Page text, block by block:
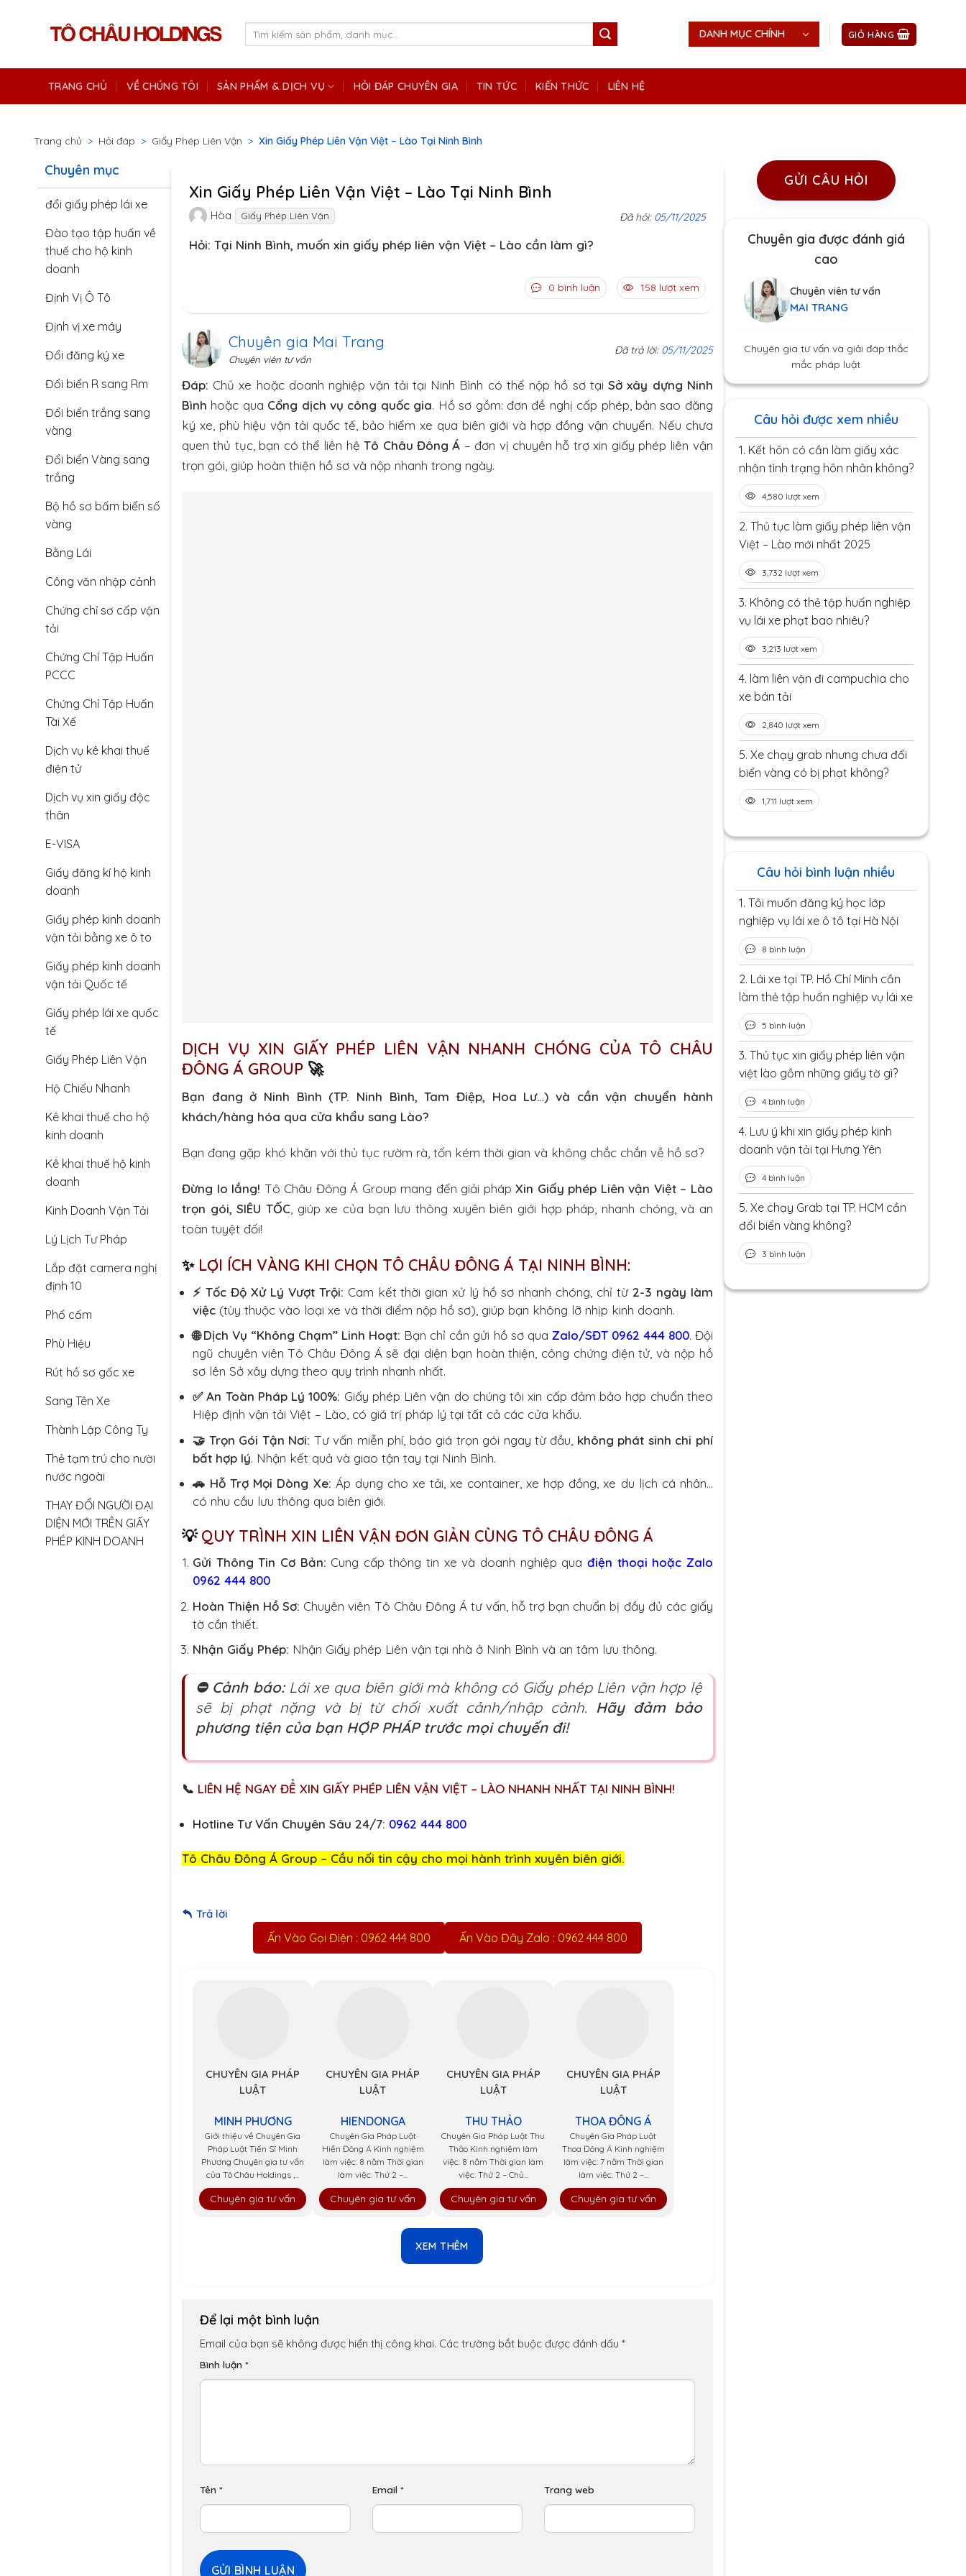
DANH MỤC CHÍNH GIỎ HÀNG
TRANG CHỦ VỀ CHÚNG TÔI SẢN PHẨM & DỊCH VỤ HỎI ĐÁP CHUYÊN GIA TIN TỨC KIẾN THỨC LIÊN HỆ
Trang chủ > Hỏi đáp > Giấy Phép Liên Vận > Xin Giấy Phép Liên Vận Việt – Lào Tại Ninh Bình
Chuyên mục
đổi giấy phép lái xe
Đào tạo tập huấn về
thuế cho hộ kinh
doanh
Định Vị Ô Tô
Định vị xe máy
Đổi đăng ký xe
Đổi biển R sang Rm
Đổi biển trắng sang
vàng
Đổi biển Vàng sang
trắng
Bộ hồ sơ bấm biển số
vàng
Bằng Lái
Công văn nhập cảnh
Chứng chỉ sơ cấp vận
tải
Chứng Chỉ Tập Huấn
PCCC
Chứng Chỉ Tập Huấn
Tài Xế
Dịch vụ kê khai thuế
điện tử
Dịch vụ xin giấy độc
thân
E-VISA
Giấy đăng kí hộ kinh
doanh
Giấy phép kinh doanh
vận tải bằng xe ô to
Giấy phép kinh doanh
vận tải Quốc tế
Giấy phép lái xe quốc
tế
Giấy Phép Liên Vận
Hộ Chiếu Nhanh
Kê khai thuế cho hộ
kinh doanh
Kê khai thuế hộ kinh
doanh
Kinh Doanh Vận Tải
Lý Lịch Tư Pháp
Lắp đặt camera nghị
định 10
Phố cấm
Phù Hiệu
Rút hồ sơ gốc xe
Sang Tên Xe
Thành Lập Công Ty
Thẻ tạm trú cho nười
nước ngoài
THAY ĐỔI NGƯỜI ĐẠI
DIỆN MỚI TRÊN GIẤY
PHÉP KINH DOANH
Xin Giấy Phép Liên Vận Việt – Lào Tại Ninh Bình
Hòa Giấy Phép Liên Vận Đã hỏi: 05/11/2025
Hỏi: Tại Ninh Bình, muốn xin giấy phép liên vận Việt – Lào cần làm gì?
0 bình luận 158 lượt xem
Chuyên gia Mai Trang
Chuyên viên tư vấn
Đã trả lời: 05/11/2025
Đáp: Chủ xe hoặc doanh nghiệp vận tải tại Ninh Bình có thể nộp hồ sơ tạiSở xây dựng Ninh
Bình hoặc qua Cổng dịch vụ công quốc gia. Hồ sơ gồm: đơn đề nghị cấp phép, bản sao đăng
ký xe, phù hiệu vận tải quốc tế, bảo hiểm xe qua biên giới và hợp đồng vận chuyển. Nếu chưa
quen thủ tục, bạn có thể liên hệTô Châu Đông Á – đơn vị chuyên hỗ trợ xin giấy phép liên vận
trọn gói, giúp hoàn thiện hồ sơ và nộp nhanh trong ngày.
DỊCH VỤ XIN GIẤY PHÉP LIÊN VẬN NHANH CHÓNG CỦA TÔ CHÂU
ĐÔNG Á GROUP 🚀
Bạn đang ở Ninh Bình (TP. Ninh Bình, Tam Điệp, Hoa Lư…) và cần vận chuyển hành
khách/hàng hóa qua cửa khẩu sang Lào?
Bạn đang gặp khó khăn với thủ tục rườm rà, tốn kém thời gian và không chắc chắn về hồ sơ?
Đừng lo lắng! Tô Châu Đông Á Group mang đến giải phápXin Giấy phép Liên vận Việt – Lào
trọn gói, SIÊU TỐC, giúp xe của bạn lưu thông xuyên biên giới hợp pháp, nhanh chóng, và an
toàn tuyệt đối!
✨LỢI ÍCH VÀNG KHI CHỌN TÔ CHÂU ĐÔNG Á TẠI NINH BÌNH:
⚡ Tốc Độ Xử Lý Vượt Trội: Cam kết thời gian xử lý hồ sơ nhanh chóng, chỉ từ 2-3 ngày làm
việc (tùy thuộc vào loại xe và thời điểm nộp hồ sơ), giúp bạn không lỡ nhịp kinh doanh.
🌐 Dịch Vụ “Không Chạm” Linh Hoạt: Bạn chỉ cần gửi hồ sơ qua Zalo/SĐT 0962 444 800. Đội
ngũ chuyên viên Tô Châu Đông Á sẽ đại diện bạn hoàn thiện, công chứng điện tử, và nộp hồ
sơ lên Sở xây dựng theo quy trình nhanh nhất.
✅ An Toàn Pháp Lý 100%: Giấy phép Liên vận do chúng tôi xin cấp đảm bảo hợp chuẩn theo
Hiệp định vận tải Việt – Lào, có giá trị pháp lý tại tất cả các cửa khẩu.
🤝 Trọn Gói Tận Nơi: Tư vấn miễn phí, báo giá trọn gói ngay từ đầu, không phát sinh chi phí
bất hợp lý. Nhận kết quả và giao tận tay tại Ninh Bình.
🚗 Hỗ Trợ Mọi Dòng Xe: Áp dụng cho xe tải, xe container, xe hợp đồng, xe du lịch cá nhân…
có nhu cầu lưu thông qua biên giới.
💡QUY TRÌNH XIN LIÊN VẬN ĐƠN GIẢN CÙNG TÔ CHÂU ĐÔNG Á
Gửi Thông Tin Cơ Bản: Cung cấp thông tin xe và doanh nghiệp qua điện thoại hoặc Zalo
0962 444 800
Hoàn Thiện Hồ Sơ: Chuyên viên Tô Châu Đông Á tư vấn, hỗ trợ bạn chuẩn bị đầy đủ các giấy
tờ cần thiết.
Nhận Giấy Phép: Nhận Giấy phép Liên vận tại nhà ở Ninh Bình và an tâm lưu thông.
⛔ Cảnh báo:Lái xe qua biên giới mà không có Giấy phép Liên vận hợp lệ
sẽ bị phạt nặng và bị từ chối xuất cảnh/nhập cảnh. Hãy đảm bảo
phương tiện của bạn HỢP PHÁP trước mọi chuyến đi!
📞 LIÊN HỆ NGAY ĐỂ XIN GIẤY PHÉP LIÊN VẬN VIỆT – LÀO NHANH NHẤT TẠI NINH BÌNH!
Hotline Tư Vấn Chuyên Sâu 24/7: 0962 444 800
Tô Châu Đông Á Group – Cầu nối tin cậy cho mọi hành trình xuyên biên giới.
Trả lời
Ấn Vào Gọi Điện : 0962 444 800 Ấn Vào Đây Zalo : 0962 444 800
CHUYÊN GIA PHÁP
LUẬT
MINH PHƯƠNG
Giới thiệu về Chuyên Gia
Pháp Luật Tiến Sĩ Minh
Phương Chuyên gia tư vấn
của Tô Châu Holdings ,...
Chuyên gia tư vấn
CHUYÊN GIA PHÁP
LUẬT
HIENDONGA
Chuyên Gia Pháp Luật
Hiền Đông Á Kinh nghiệm
làm việc: 8 năm Thời gian
làm việc: Thứ 2 –...
Chuyên gia tư vấn
CHUYÊN GIA PHÁP
LUẬT
THU THẢO
Chuyên Gia Pháp Luật Thu
Thảo Kinh nghiệm làm
việc: 8 năm Thời gian làm
việc: Thứ 2 – Chủ...
Chuyên gia tư vấn
CHUYÊN GIA PHÁP
LUẬT
THOA ĐÔNG Á
Chuyên Gia Pháp Luật
Thoa Đông Á Kinh nghiệm
làm việc: 7 năm Thời gian
làm việc: Thứ 2 –...
Chuyên gia tư vấn
XEM THÊM
Để lại một bình luận
Email của bạn sẽ không được hiển thị công khai. Các trường bắt buộc được đánh dấu *
Bình luận *
Tên * Email * Trang web
GỬI CÂU HỎI
Chuyên gia được đánh giá
cao
Chuyên viên tư vấn
MAI TRANG
Chuyên gia tư vấn và giải đáp thắc
mắc pháp luật
Câu hỏi được xem nhiều
1. Kết hôn có cần làm giấy xác
nhận tình trạng hôn nhân không?
4,580 lượt xem
2. Thủ tục làm giấy phép liên vận
Việt – Lào mới nhất 2025
3,732 lượt xem
3. Không có thẻ tập huấn nghiệp
vụ lái xe phạt bao nhiêu?
3,213 lượt xem
4. làm liên vận đi campuchia cho
xe bán tải
2,840 lượt xem
5. Xe chạy grab nhưng chưa đổi
biển vàng có bị phạt không?
1,711 lượt xem
Câu hỏi bình luận nhiều
1. Tôi muốn đăng ký học lớp
nghiệp vụ lái xe ô tô tại Hà Nội
8 bình luận
2. Lái xe tại TP. Hồ Chí Minh cần
làm thẻ tập huấn nghiệp vụ lái xe
5 bình luận
3. Thủ tục xin giấy phép liên vận
việt lào gồm những giấy tờ gì?
4 bình luận
4. Lưu ý khi xin giấy phép kinh
doanh vận tải tại Hưng Yên
4 bình luận
5. Xe chạy Grab tại TP. HCM cần
đổi biển vàng không?
3 bình luận